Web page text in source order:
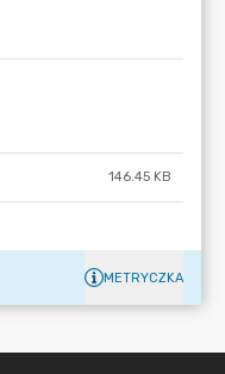
146.45 KB
METRYCZKA